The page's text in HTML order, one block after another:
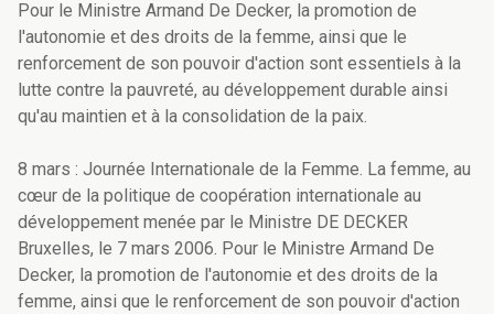
Pour le Ministre Armand De Decker, la promotion de
l'autonomie et des droits de la femme, ainsi que le
renforcement de son pouvoir d'action sont essentiels à la
lutte contre la pauvreté, au développement durable ainsi
qu'au maintien et à la consolidation de la paix.
8 mars : Journée Internationale de la Femme. La femme, au
cœur de la politique de coopération internationale au
développement menée par le Ministre DE DECKER
Bruxelles, le 7 mars 2006. Pour le Ministre Armand De
Decker, la promotion de l'autonomie et des droits de la
femme, ainsi que le renforcement de son pouvoir d'action